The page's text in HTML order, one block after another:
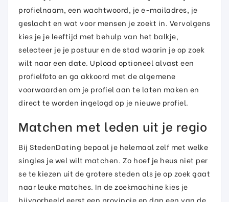
profielnaam, een wachtwoord, je e-mailadres, je
geslacht en wat voor mensen je zoekt in. Vervolgens
kies je je leeftijd met behulp van het balkje,
selecteer je je postuur en de stad waarin je op zoek
wilt naar een date. Upload optioneel alvast een
profielfoto en ga akkoord met de algemene
voorwaarden om je profiel aan te laten maken en
direct te worden ingelogd op je nieuwe profiel.
Matchen met leden uit je regio
Bij StedenDating bepaal je helemaal zelf met welke
singles je wel wilt matchen. Zo hoef je heus niet per
se te kiezen uit de grotere steden als je op zoek gaat
naar leuke matches. In de zoekmachine kies je
bijvoorbeeld eerst een provincie en dan een van de